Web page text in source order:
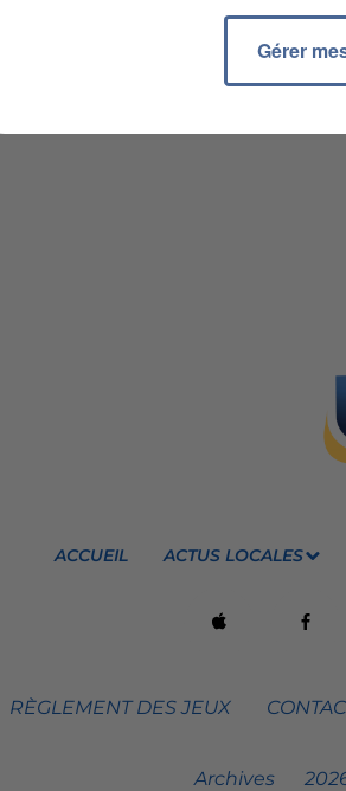
ACCUEIL ACTUS LOCALES
RÈGLEMENT DES JEUX
Archives
Gérer